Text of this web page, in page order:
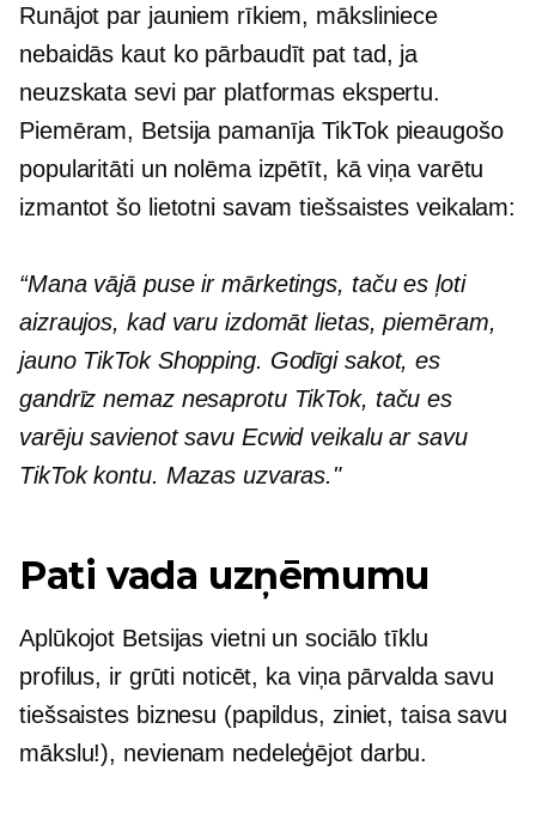
Runājot par jauniem rīkiem, māksliniece
nebaidās kaut ko pārbaudīt pat tad, ja
neuzskata sevi par platformas ekspertu.
Piemēram, Betsija pamanīja TikTok pieaugošo
popularitāti un nolēma izpētīt, kā viņa varētu
izmantot šo lietotni savam tiešsaistes veikalam:
“Mana vājā puse ir mārketings, taču es ļoti
aizraujos, kad varu izdomāt lietas, piemēram,
jauno TikTok Shopping. Godīgi sakot, es
gandrīz nemaz nesaprotu TikTok, taču es
varēju savienot savu Ecwid veikalu ar savu
TikTok kontu. Mazas uzvaras."
Pati vada uzņēmumu
Aplūkojot Betsijas vietni un sociālo tīklu
profilus, ir grūti noticēt, ka viņa pārvalda savu
tiešsaistes biznesu (papildus, ziniet, taisa savu
mākslu!), nevienam nedeleģējot darbu.